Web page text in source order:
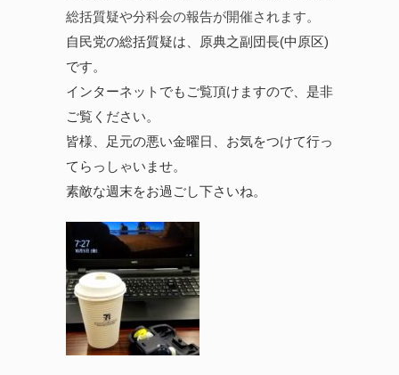
総括質疑や分科会の報告が開催されます。
自民党の総括質疑は、原典之副団長(中原区)
です。
インターネットでもご覧頂けますので、是非
ご覧ください。
皆様、足元の悪い金曜日、お気をつけて行っ
てらっしゃいませ。
素敵な週末をお過ごし下さいね。